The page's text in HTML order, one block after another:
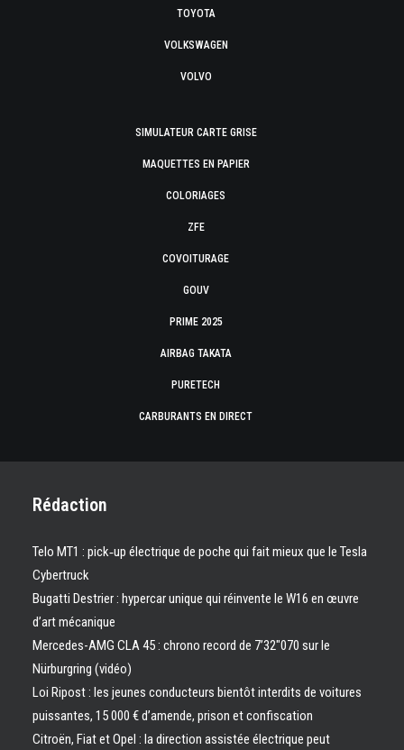
TOYOTA
VOLKSWAGEN
VOLVO
SIMULATEUR CARTE GRISE
MAQUETTES EN PAPIER
COLORIAGES
ZFE
COVOITURAGE
GOUV
PRIME 2025
AIRBAG TAKATA
PURETECH
CARBURANTS EN DIRECT
Rédaction
Telo MT1 : pick‑up électrique de poche qui fait mieux que le Tesla
Cybertruck
Bugatti Destrier : hypercar unique qui réinvente le W16 en œuvre
d’art mécanique
Mercedes-AMG CLA 45 : chrono record de 7’32″070 sur le
Nürburgring (vidéo)
Loi Ripost : les jeunes conducteurs bientôt interdits de voitures
puissantes, 15 000 € d’amende, prison et confiscation
Citroën, Fiat et Opel : la direction assistée électrique peut